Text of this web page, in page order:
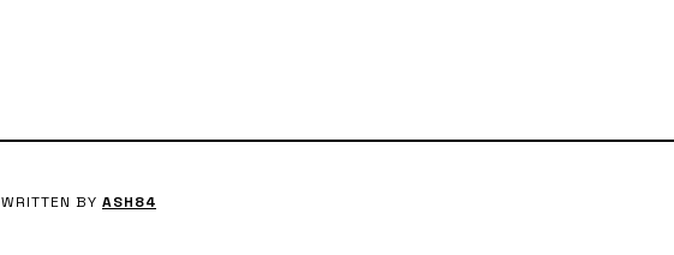
WRITTEN BY ASH84